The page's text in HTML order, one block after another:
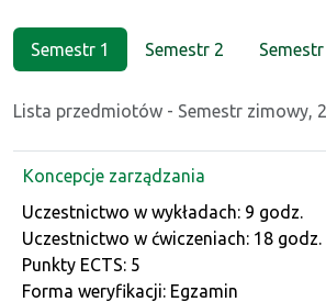
Semestr 1 Semestr 2
Lista przedmiotów - Semestr zimowy,
Koncepcje zarządzania
Dane przedmiotu
Uczestnictwo w wykładach: 9 godz.
Uczestnictwo w ćwiczeniach: 18 godz.
Punkty ECTS: 5
Forma weryfikacji: Egzamin